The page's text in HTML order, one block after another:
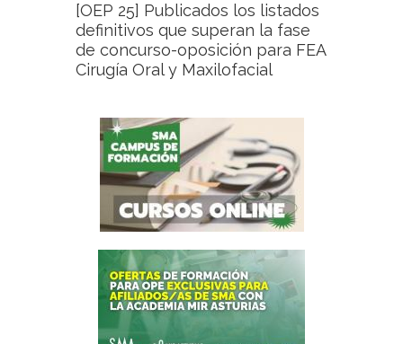
[OEP 25] Publicados los listados
definitivos que superan la fase
de concurso-oposición para FEA
Cirugía Oral y Maxilofacial